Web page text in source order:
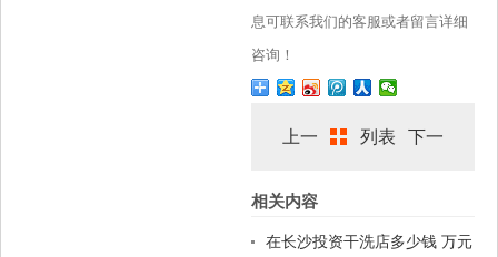
息可联系我们的客服或者留言详细
咨询！
上一
篇
列表 下一
相关内容
在长沙投资干洗店多少钱 万元